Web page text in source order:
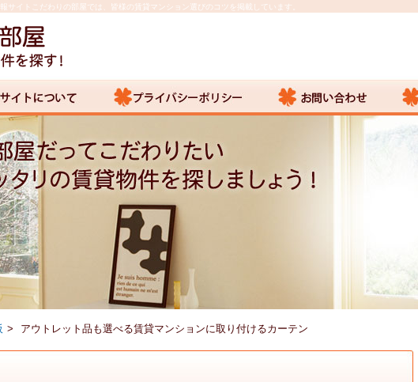
サイトこだわりの部屋では、皆様の賃貸マンション選びのコツを掲載しています。
アウトレット品も選べる賃貸マンションに取り付けるカーテン